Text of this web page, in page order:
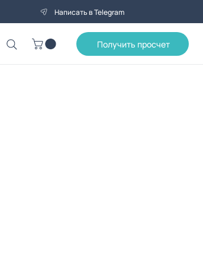
Написать в Telegram
Получить просчет